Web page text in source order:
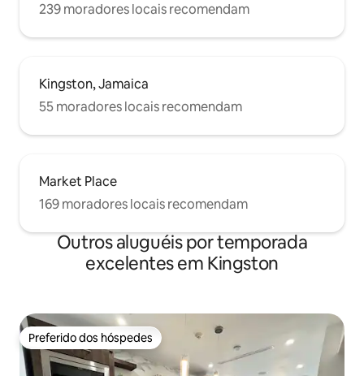
239 moradores locais recomendam
Kingston, Jamaica
55 moradores locais recomendam
Market Place
169 moradores locais recomendam
Outros aluguéis por temporada
excelentes em Kingston
Preferido dos hóspedes
Preferido dos hóspedes